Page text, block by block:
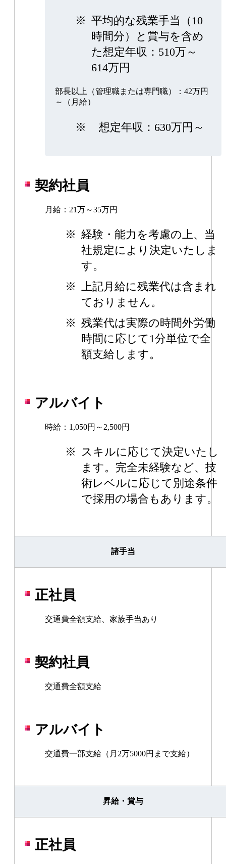
※ 平均的な残業手当（10
時間分）と賞与を含め
た想定年収：510万～
614万円
部長以上（管理職または専門職）：42万円
～（月給）
※ 想定年収：630万円～
契約社員
月給：21万～35万円
※ 経験・能力を考慮の上、当
社規定により決定いたしま
す。
※ 上記月給に残業代は含まれ
ておりません。
※ 残業代は実際の時間外労働
時間に応じて1分単位で全
額支給します。
アルバイト
時給：1,050円～2,500円
※ スキルに応じて決定いたし
ます。完全未経験など、技
術レベルに応じて別途条件
で採用の場合もあります。
諸手当
正社員
交通費全額支給、家族手当あり
契約社員
交通費全額支給
アルバイト
交通費一部支給（月2万5000円まで支給）
昇給・賞与
正社員